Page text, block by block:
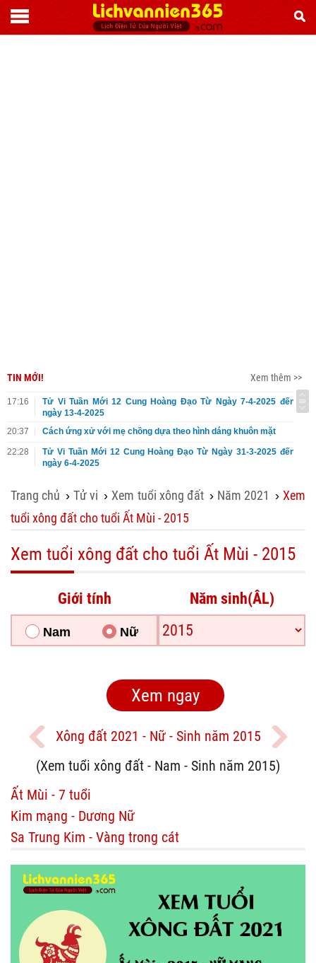
TIN MỚI! Xem thêm >>
17:16
Tử Vi Tuần Mới 12 Cung Hoàng Đạo Từ Ngày 7-4-2025 đến
ngày 13-4-2025
20:37
Cách ứng xử với mẹ chồng dựa theo hình dáng khuôn mặt
22:28
Tử Vi Tuần Mới 12 Cung Hoàng Đạo Từ Ngày 31-3-2025 đến
ngày 6-4-2025
Trang chủ ›Tử vi ›Xem tuổi xông đất › Năm 2021 ›Xem
tuổi xông đất cho tuổi Ất Mùi - 2015
Xem tuổi xông đất cho tuổi Ất Mùi - 2015
Giới tính
Nam Nữ
Năm sinh(ÂL)
Xông đất 2021 - Nữ - Sinh năm 2015
(Xem tuổi xông đất - Nam - Sinh năm 2015)
Ất Mùi - 7 tuổi
Kim mạng - Dương Nữ
Sa Trung Kim - Vàng trong cát